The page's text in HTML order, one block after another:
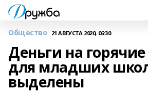
Общество 21 АВГУСТА 2020, 06:30
Деньги на
для младших
выделены